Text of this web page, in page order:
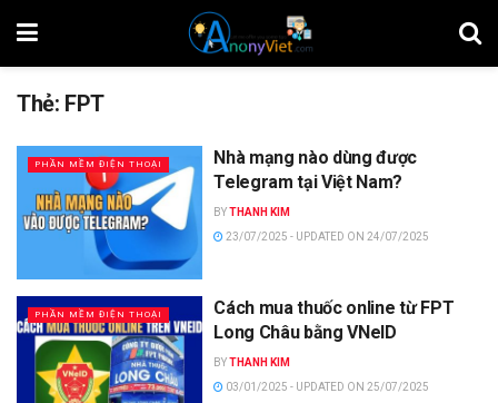
Thẻ: FPT
PHẦN MỀM ĐIỆN THOẠI
Nhà mạng nào dùng được
Telegram tại Việt Nam?
BYTHANH KIM
23/07/2025 - UPDATED ON 24/07/2025
PHẦN MỀM ĐIỆN THOẠI
Cách mua thuốc online từ FPT
Long Châu bằng VNeID
BYTHANH KIM
03/01/2025 - UPDATED ON 25/07/2025